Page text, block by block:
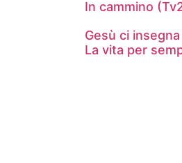
In cammino
Gesù ci
La vita per